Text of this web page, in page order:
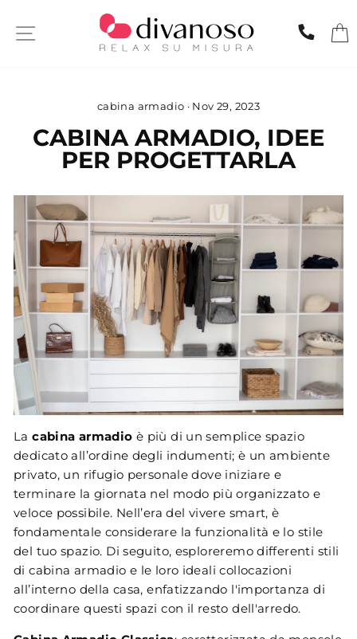
SITE NAVIGATION
cabina armadio · Nov 29, 2023
CABINA ARMADIO, IDEE
PER PROGETTARLA
Lacabina armadio è più di un semplice spazio
dedicato all’ordine degli indumenti; è un ambiente
privato, un rifugio personale dove iniziare e
terminare la giornata nel modo più organizzato e
veloce possibile. Nell’era del vivere smart, è
fondamentale considerare la funzionalità e lo stile
del tuo spazio. Di seguito, esploreremo differenti stili
di cabina armadio e le loro ideali collocazioni
all’interno della casa, enfatizzando l'importanza di
coordinare questi spazi con il resto dell'arredo.